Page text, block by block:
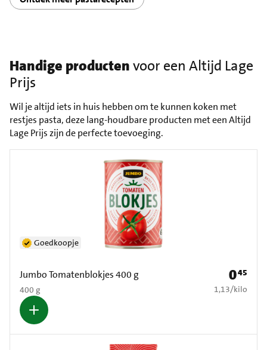
Handige productenvoor een Altijd Lage
Prijs
Wil je altijd iets in huis hebben om te kunnen koken met
restjes pasta, deze lang-houdbare producten met een Altijd
Lage Prijs zijn de perfecte toevoeging.
Jumbo Tomatenblokjes 400 g
400 g
Goedkoopje
Prijs: €
045
€ 1,13 per kilo
1,13/kilo